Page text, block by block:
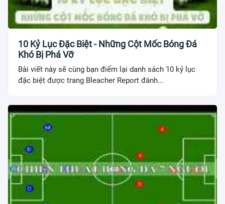
10 Kỷ Lục Đặc Biệt - Những Cột Mốc Bóng Đá
Khó Bị Phá Vỡ
Bài viết này sẽ cùng bạn điểm lại danh sách 10 kỷ lục
đặc biệt được trang Bleacher Report đánh...